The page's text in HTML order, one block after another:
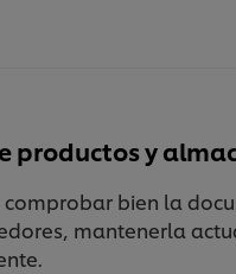
productos y
comprobar bien la
mantenerla